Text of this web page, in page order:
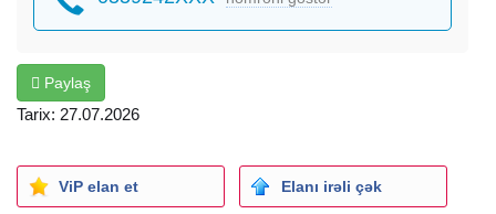
Paylaş
Tarix: 27.07.2026
ViP elan et Elanı irəli çək